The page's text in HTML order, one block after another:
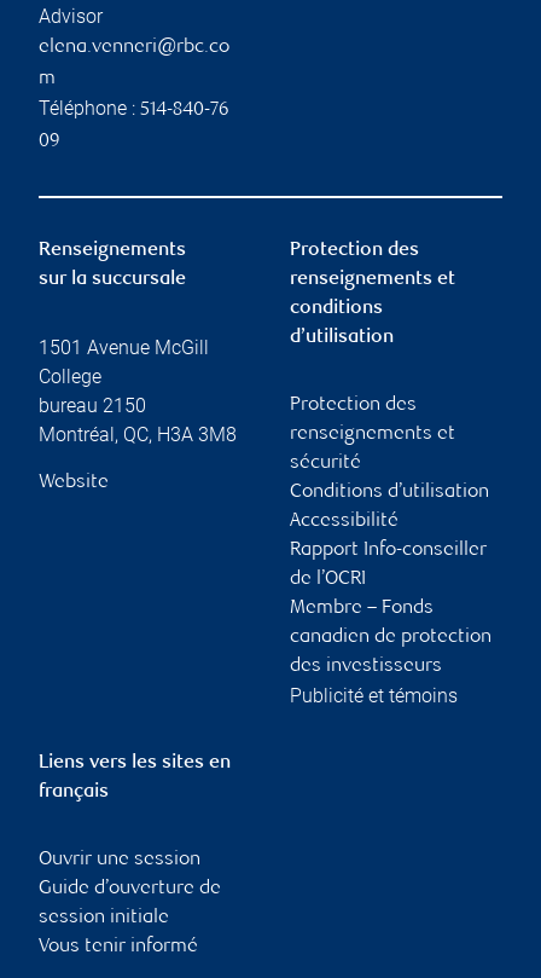
Advisor
elena.venneri@rbc.co
m
Téléphone : 514-840-76
09
Renseignements
sur la succursale
1501 Avenue McGill
College
bureau 2150
Montréal, QC, H3A 3M8
Website
Protection des
renseignements et
conditions
d’utilisation
Protection des
renseignements et
sécurité
Conditions d’utilisation
Accessibilité
Rapport Info-conseiller
de l’OCRI
Membre – Fonds
canadien de protection
des investisseurs
Publicité et témoins
Liens vers les sites en
français
Ouvrir une session
Guide d’ouverture de
session initiale
Vous tenir informé